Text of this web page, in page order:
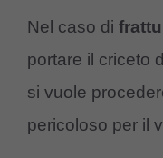
Nel caso di
portare il criceto
si vuole
pericoloso per il